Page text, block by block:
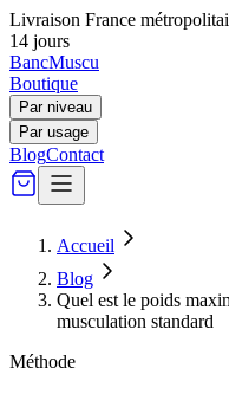
Livraison France
14 jours
BancMuscu
Boutique
Par niveau
Par usage
BlogContact
Accueil
Blog
Quel est le poids
musculation standard
Méthode